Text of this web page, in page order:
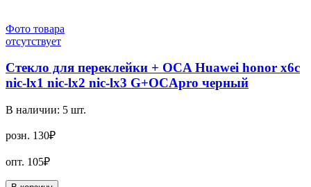
Фото товара
отсутствует
Стекло для переклейки + OCA Huawei honor x6c
nic-lx1 nic-lx2 nic-lx3 G+OCApro черный
В наличии: 5 шт.
розн. 130₽
опт. 105₽